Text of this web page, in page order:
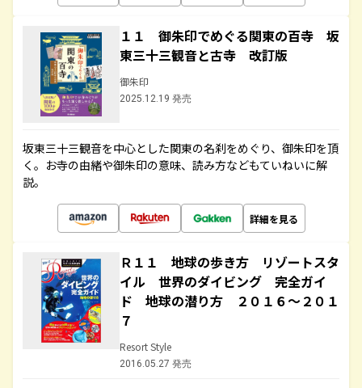
１１ 御朱印でめぐる関東の百寺 坂
東三十三観音と古寺 改訂版
御朱印
2025.12.19 発売
坂東三十三観音を中心とした関東の名刹をめぐり、御朱印を頂
く。お寺の由緒や御朱印の意味、読み方などもていねいに解
説。
詳細を見る
Ｒ１１ 地球の歩き方 リゾートスタ
イル 世界のダイビング 完全ガイ
ド 地球の潜り方 ２０１６～２０１
７
Resort Style
2016.05.27 発売